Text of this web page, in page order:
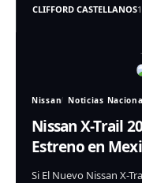
CLIFFORD CASTELLANOS
Nissan Noticias
Nissan X-Trail
Estreno en
Si El Nuevo Nissan X-